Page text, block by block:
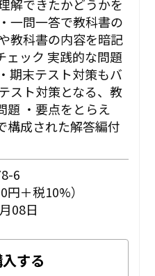
解できたかどうかを
一問一答で教科書の
教科書の内容を暗記
ェック 実践的な問題
期末テスト対策もバ
スト対策となる、教
題 ・要点をとらえ
構成された解答編付
6
＋税10%）
08日
する